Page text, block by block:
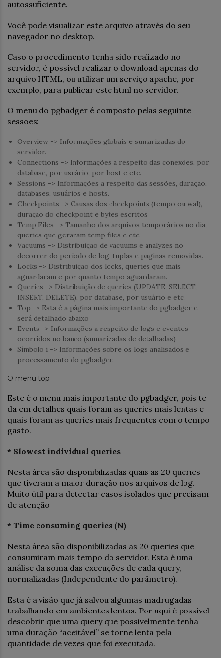
autossuficiente.
Você pode visualizar este arquivo através do seu
navegador no desktop.
Caso o procedimento tenha sido realizado no
servidor, é possível realizar o download apenas do
arquivo HTML, ou utilizar um serviço apache, por
exemplo, para publicar este html no servidor.
O menu do pgbadger é composto pelas seguinte
sessões:
Overview -> Informações globais e sumarizadas do
servidor.
Connections -> Informações a respeito das conexões, por
database, por usuário, por host e etc.
Sessions -> Informações a respeito das sessões, duração,
databases, usuários e hosts.
Checkpoints -> Causas dos checkpoints (tempo ou wal),
duração do checkpoint e bytes escritos
Temp Files -> Tamanho dos arquivos temporários no dia,
queries que geraram temp files e etc.
Vacuums -> Distribuição de vacuums e analyzes no
decorrer do período de log, tuplas e páginas removidas.
Locks -> Distribuição dos locks, queries que mais
aguardaram e por quanto tempo aguardaram.
Queries -> Distribuição de queries (UPDATE, SELECT,
INSERT, DELETE), por database, por usuário e etc.
Top -> Esta é a página mais importante do pgbadger e
será detalhado abaixo
Events -> Informações a respeito de logs e eventos
ocorridos no banco (sumarizadas de detalhadas)
Símbolo i -> Informações sobre os logs analisados e
processamento do pgbadger.
O menu top
Este é o menu mais importante do pgbadger, pois te
da em detalhes quais foram as queries mais lentas e
quais foram as queries mais frequentes com o tempo
gasto.
* Slowest individual queries
Nesta área são disponibilizadas quais as 20 queries
que tiveram a maior duração nos arquivos de log.
Muito útil para detectar casos isolados que precisam
de atenção
* Time consuming queries (N)
Nesta área são disponibilizadas as 20 queries que
consumiram mais tempo do servidor. Esta é uma
análise da soma das execuções de cada query,
normalizadas (Independente do parâmetro).
Esta é a visão que já salvou algumas madrugadas
trabalhando em ambientes lentos. Por aqui é possível
descobrir que uma query que possivelmente tenha
uma duração “aceitável” se torne lenta pela
quantidade de vezes que foi executada.